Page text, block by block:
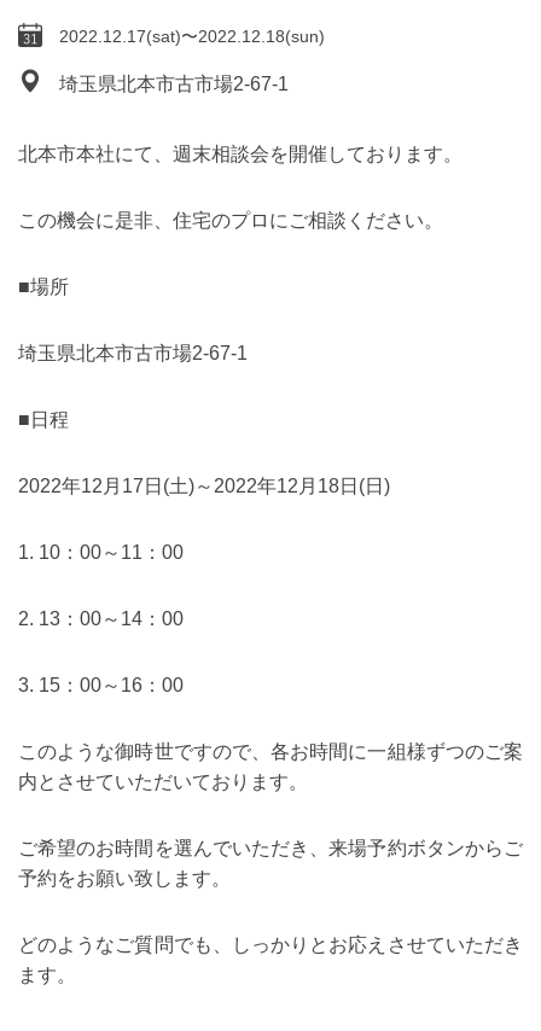
2022.12.17(sat)〜2022.12.18(sun)
埼玉県北本市古市場2-67-1
北本市本社にて、週末相談会を開催しております。
この機会に是非、住宅のプロにご相談ください。
■場所
埼玉県北本市古市場2-67-1
■日程
2022年12月17日(土)～2022年12月18日(日)
1. 10：00～11：00
2. 13：00～14：00
3. 15：00～16：00
このような御時世ですので、各お時間に一組様ずつのご案
内とさせていただいております。
ご希望のお時間を選んでいただき、来場予約ボタンからご
予約をお願い致します。
どのようなご質問でも、しっかりとお応えさせていただき
ます。